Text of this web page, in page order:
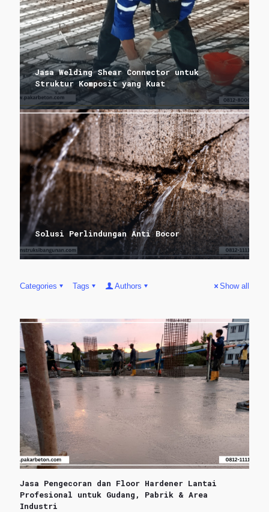
Jasa Welding Shear Connector untuk
Struktur Komposit yang Kuat
Solusi Perlindungan Anti Bocor
Categories Tags Authors Show all
Jasa Pengecoran dan Floor Hardener Lantai
Profesional untuk Gudang, Pabrik & Area
Industri